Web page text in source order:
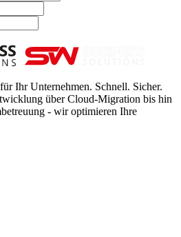
Ihr Unternehmen. Schnell. Sicher.
über Cloud-Migration bis hin
- wir optimieren Ihre